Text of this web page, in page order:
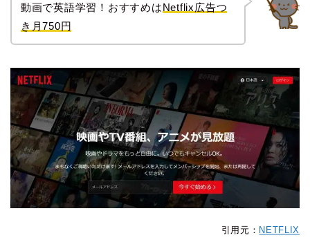
動画で英語学習！おすすめはNetflix広告つ
き月750円
引用元： NETFLIX